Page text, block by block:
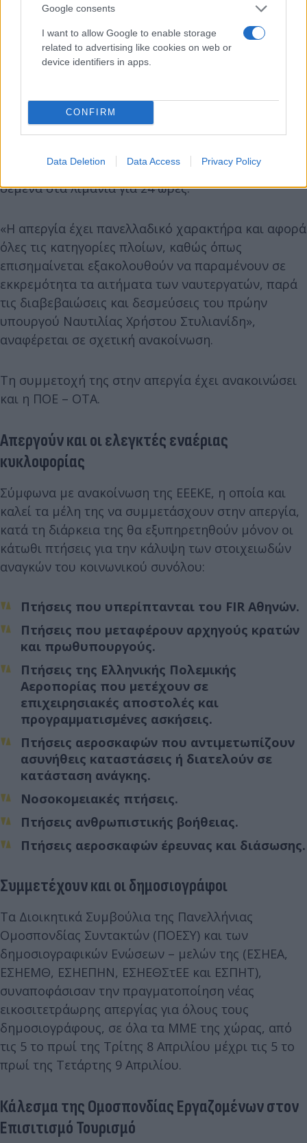
Google consents
I want to allow Google to enable storage
related to advertising like cookies on web or
device identifiers in apps.
CONFIRM
Data Deletion Data Access Privacy Policy
Κανονικά αναμένεται να κινούνται όλη τη μέρα τα
λεωφορεία στις γραμμές του ΟΑΣΑ τις οποίες
Συμμετέχει η ΠΝΟ
συμμετέχει και η ΠΝΟ, με τα πλοία να παραμένουν
δεμένα στα λιμάνια για 24 ώρες.
«Η απεργία έχει πανελλαδικό χαρακτήρα και αφορά
όλες τις κατηγορίες πλοίων, καθώς όπως
επισημαίνεται εξακολουθούν να παραμένουν σε
εκκρεμότητα τα αιτήματα των ναυτεργατών, παρά
τις διαβεβαιώσεις και δεσμεύσεις του πρώην
υπουργού Ναυτιλίας Χρήστου Στυλιανίδη»,
αναφέρεται σε σχετική ανακοίνωση.
Τη συμμετοχή της στην απεργία έχει ανακοινώσει
και η ΠΟΕ – ΟΤΑ.
Απεργούν και οι ελεγκτές εναέριας
κυκλοφορίας
Σύμφωνα με ανακοίνωση της ΕΕΕΚΕ, η οποία και
καλεί τα μέλη της να συμμετάσχουν στην απεργία,
κατά τη διάρκεια της θα εξυπηρετηθούν μόνον οι
κάτωθι πτήσεις για την κάλυψη των στοιχειωδών
αναγκών του κοινωνικού συνόλου:
Πτήσεις που υπερίπτανται του FIR Αθηνών.
Πτήσεις που μεταφέρουν αρχηγούς κρατών
και πρωθυπουργούς.
Πτήσεις της Ελληνικής Πολεμικής
Αεροπορίας που μετέχουν σε
επιχειρησιακές αποστολές και
προγραμματισμένες ασκήσεις.
Πτήσεις αεροσκαφών που αντιμετωπίζουν
ασυνήθεις καταστάσεις ή διατελούν σε
κατάσταση ανάγκης.
Νοσοκομειακές πτήσεις.
Πτήσεις ανθρωπιστικής βοήθειας.
Πτήσεις αεροσκαφών έρευνας και διάσωσης.
Συμμετέχουν και οι δημοσιογράφοι
Τα Διοικητικά Συμβούλια της Πανελλήνιας
Ομοσπονδίας Συντακτών (ΠΟΕΣΥ) και των
δημοσιογραφικών Ενώσεων – μελών της (ΕΣΗΕΑ,
ΕΣΗΕΜΘ, ΕΣΗΕΠΗΝ, ΕΣΗΕΘΣτΕΕ και ΕΣΠΗΤ),
συναποφάσισαν την πραγματοποίηση νέας
εικοσιτετράωρης απεργίας για όλους τους
δημοσιογράφους, σε όλα τα ΜΜΕ της χώρας, από
τις 5 το πρωί της Τρίτης 8 Απριλίου μέχρι τις 5 το
πρωί της Τετάρτης 9 Απριλίου.
Κάλεσμα της Ομοσπονδίας Εργαζομένων στον
Επισιτισμό Τουρισμό